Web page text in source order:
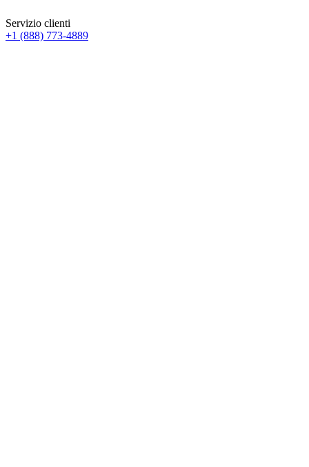
Servizio clienti
+1 (888) 773-4889